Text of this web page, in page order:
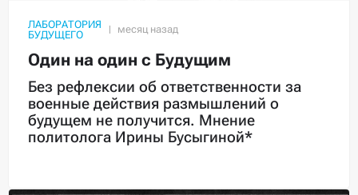
ЛАБОРАТОРИЯ
БУДУЩЕГО
Один на один с Будущим
Без рефлексии об ответственности за
военные действия размышлений о
будущем не получится. Мнение
политолога Ирины Бусыгиной*